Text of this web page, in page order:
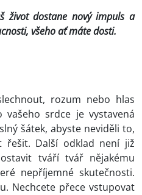
život dostane nový impuls a
všeho ať máte dosti.
rozum nebo hlas
srdce je vystavená
šátek, abyste neviděli to,
řešit. Další odklad není již
tváří tvář nějakému
nepříjemné skutečnosti.
Nechcete přece vstupovat